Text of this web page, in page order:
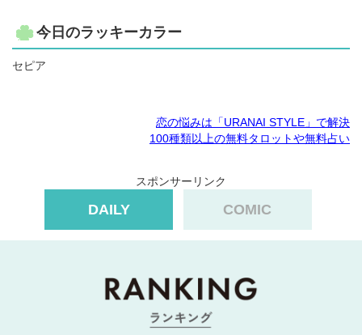
今日のラッキーカラー
セピア
恋の悩みは「URANAI STYLE」で解決
100種類以上の無料タロットや無料占い
スポンサーリンク
DAILY COMIC